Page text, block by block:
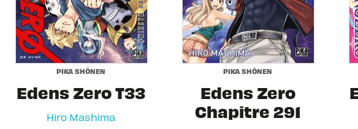
PIKA SHÔNEN
Edens Zero T33
Hiro Mashima
PIKA SHÔNEN
Edens Zero
Chapitre 291